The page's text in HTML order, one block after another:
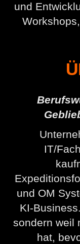
und
IT/
und OM
KI-
sondern weil
hat,